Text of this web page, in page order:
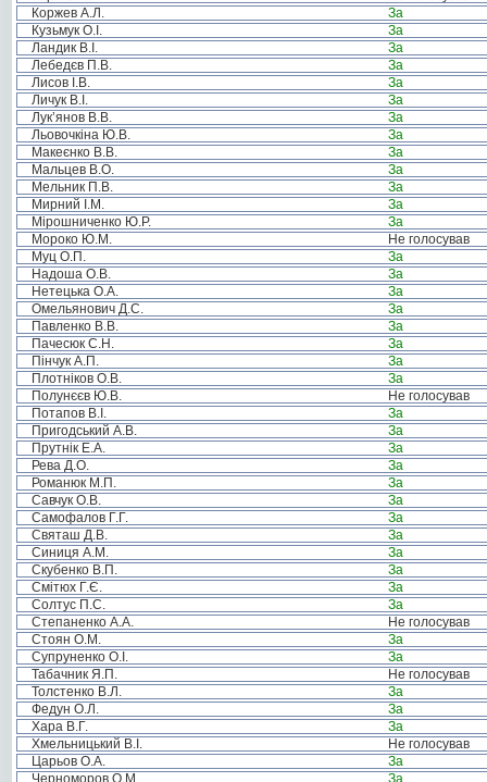
Коржев А.Л.
За
Кузьмук О.І.
За
Ландик В.І.
За
Лебедєв П.В.
За
Лисов І.В.
За
Личук В.І.
За
Лук’янов В.В.
За
Льовочкіна Ю.В.
За
Макеєнко В.В.
За
Мальцев В.О.
За
Мельник П.В.
За
Мирний І.М.
За
Мірошниченко Ю.Р.
За
Мороко Ю.М.
Не голосував
Муц О.П.
За
Надоша О.В.
За
Нетецька О.А.
За
Омельянович Д.С.
За
Павленко В.В.
За
Пачесюк С.Н.
За
Пінчук А.П.
За
Плотніков О.В.
За
Полунєєв Ю.В.
Не голосував
Потапов В.І.
За
Пригодський А.В.
За
Прутнік Е.А.
За
Рева Д.О.
За
Романюк М.П.
За
Савчук О.В.
За
Самофалов Г.Г.
За
Святаш Д.В.
За
Синиця А.М.
За
Скубенко В.П.
За
Смітюх Г.Є.
За
Солтус П.С.
За
Степаненко А.А.
Не голосував
Стоян О.М.
За
Супруненко О.І.
За
Табачник Я.П.
Не голосував
Толстенко В.Л.
За
Федун О.Л.
За
Хара В.Г.
За
Хмельницький В.І.
Не голосував
Царьов О.А.
За
Черноморов О.М.
За